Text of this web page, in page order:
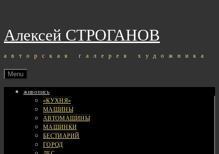
Алексей СТРОГАНОВ
авторская галерея художника
Menu
живопись
«КУХНЯ»
МАШИНЫ
АВТОМАШИНЫ
МАШИНКИ
БЕСТИАРИЙ
ГОРОД